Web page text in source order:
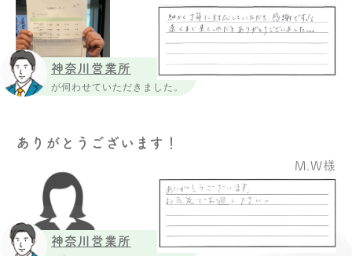
神奈川営業所
が伺わせていただきました。
神奈川営業所
ありがとうございます！
M.W様